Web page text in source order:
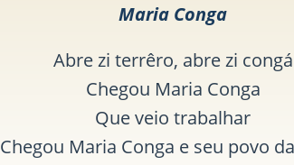
Maria Conga
Abre zi terrêro, abre zi congá
Chegou Maria Conga
Que veio trabalhar
Chegou Maria Conga e seu povo